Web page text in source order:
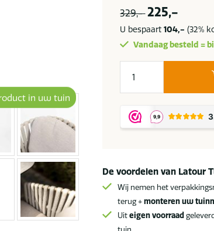
in uw tuin
329,- 225,-
U bespaart104,- (32%
Vandaag besteld =
Seasons
Eva
SALE
aantal
De voordelen van Latour
Wij nemen het
terug +monteren uw
Uiteigen voorraad